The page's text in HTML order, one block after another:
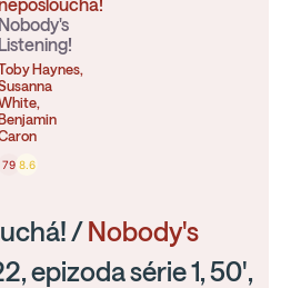
Nobody's
Listening!
Haynes,
Benjamin
79 8.6
/ Nobody's
epizoda série 1, 50',